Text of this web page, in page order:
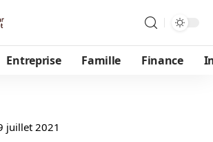
Entreprise Famille Finance
juillet 2021